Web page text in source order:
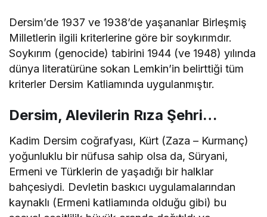
Dersim’de 1937 ve 1938’de yaşananlar Birleşmiş
Milletlerin ilgili kriterlerine göre bir soykırımdır.
Soykırım (genocide) tabirini 1944 (ve 1948) yılında
dünya literatürüne sokan Lemkin’in belirttiği tüm
kriterler Dersim Katliamında uygulanmıştır.
Dersim, Alevilerin Rıza Şehri…
Kadim Dersim coğrafyası, Kürt (Zaza – Kurmanç)
yoğunluklu bir nüfusa sahip olsa da, Süryani,
Ermeni ve Türklerin de yaşadığı bir halklar
bahçesiydi. Devletin baskıcı uygulamalarından
kaynaklı (Ermeni katliamında olduğu gibi) bu